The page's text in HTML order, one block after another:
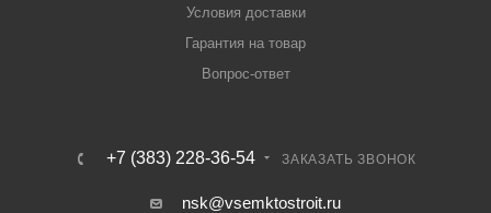
Условия доставки
Гарантия на товар
Вопрос-ответ
+7 (383) 228-36-54 ЗАКАЗАТЬ ЗВОНОК
nsk@vsemktostroit.ru